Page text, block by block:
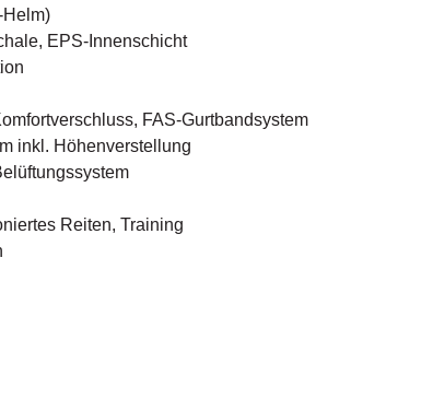
Helm)
EPS-Innenschicht
FAS-Gurtbandsystem
inkl. Höhenverstellung
Reiten, Training